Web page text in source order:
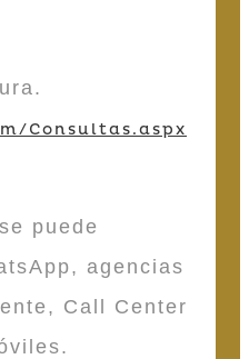
Consultas.aspx
puede
agencias
Call Center